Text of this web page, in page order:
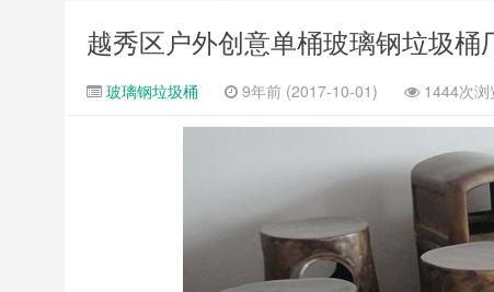
越秀区户外创意单桶玻璃钢垃圾桶
玻璃钢垃圾桶 9年前 (2017-10-01) 1444次浏